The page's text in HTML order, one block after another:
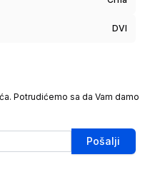
DVI
Potrudićemo sa da Vam damo
Pošalji